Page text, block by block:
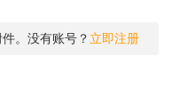
。没有账号？ 立即注册